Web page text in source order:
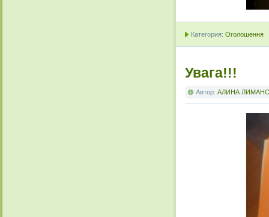
Категория: Оголошення
Увага!!!
Автор: АЛИНА